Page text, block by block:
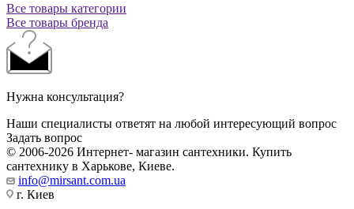
Все товары категории
Все товары бренда
Нужна консультация?
Наши специалисты ответят на любой интересующий вопрос
Задать вопрос
© 2006-2026 Интернет- магазин сантехники. Купить
сантехнику в Харькове, Киеве.
info@mirsant.com.ua
г. Киев